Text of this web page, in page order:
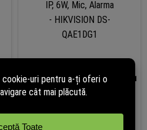
Alarma – HIKVISION DS-QAE1DG1